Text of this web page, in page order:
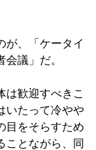
が、「ケータイ
議」だ。
歓迎すべきこ
いたって冷やや
目をそらすため
ことながら、同